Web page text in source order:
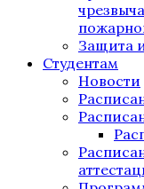
Защита
Студентам
Новости